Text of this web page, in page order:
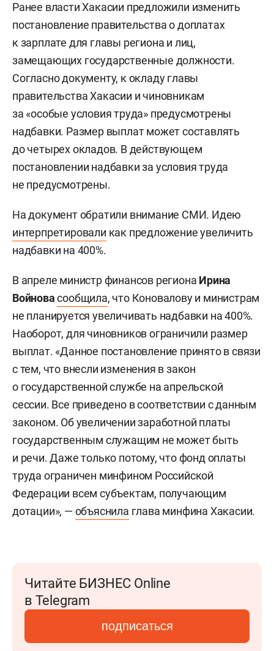
Ранее власти Хакасии предложили изменить
постановление правительства о доплатах
к зарплате для главы региона и лиц,
замещающих государственные должности.
Согласно документу, к окладу главы
правительства Хакасии и чиновникам
за «особые условия труда» предусмотрены
надбавки. Размер выплат может составлять
до четырех окладов. В действующем
постановлении надбавки за условия труда
не предусмотрены.
На документ обратили внимание СМИ. Идею
интерпретировали как предложение увеличить
надбавки на 400%.
В апреле министр финансов региона Ирина
Войнова сообщила, что Коновалову и министрам
не планируется увеличивать надбавки на 400%.
Наоборот, для чиновников ограничили размер
выплат. «Данное постановление принято в связи
с тем, что внесли изменения в закон
о государственной службе на апрельской
сессии. Все приведено в соответствии с данным
законом. Об увеличении заработной платы
государственным служащим не может быть
и речи. Даже только потому, что фонд оплаты
труда ограничен минфином Российской
Федерации всем субъектам, получающим
дотации», — объяснила глава минфина Хакасии.
Читайте БИЗНЕС Online
в Telegram
подписаться